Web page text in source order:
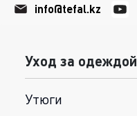
info@tefal.kz
Уход за одеждой
Утюги